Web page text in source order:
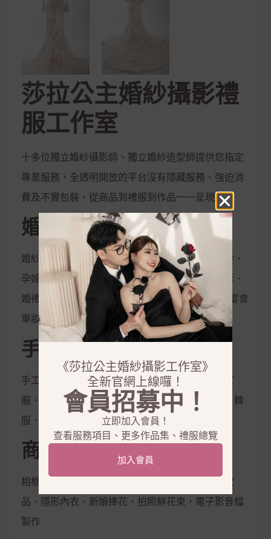
莎拉公主婚紗攝影禮
服工作室
十多位獨立婚紗攝影師、獨立婚紗造型師提供您指定
專業服務，全透明開放的平台沒有隱藏服務、強迫消
費及不實包裝，從商品到禮服到作品一一呈現
婚紗攝影服務
婚紗攝影、兒童攝影、藝術照、閨密照、彩虹婚紗、
孕婦照、全家福、活動拍攝、婚禮攝影、宴會攝影、
婚禮錄影、宴會錄影、MV專輯錄影、新娘秘書、宴會
單妝
手工禮服出租
手工白紗、手工晚禮服、紳士西服、媽媽服、晚宴
服、伴娘服、孕婦禮服、秀和服、龍鳳掛、唐服、韓
服、花童服
商品銷售
相框、相本、雜誌本、喜帖、定妝液、控油保濕妝
品、隱形內衣、新娘捧花、拍照鮮花束，電子影音檔
製作
《莎拉公主婚紗攝影工作室》
全新官網上線囉！
會員招募中！
立即加入會員！
查看服務項目、更多作品集、禮服總覽
加入會員